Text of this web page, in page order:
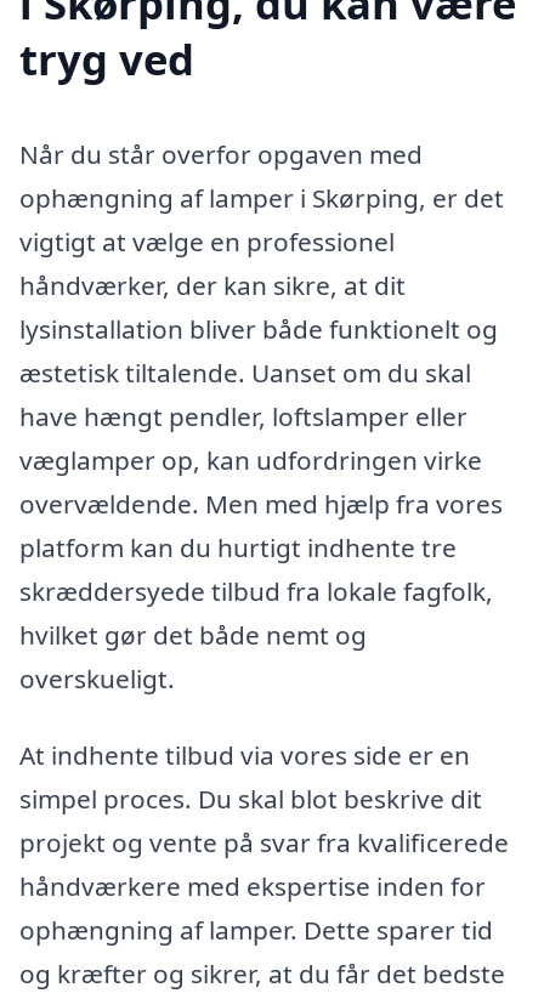
tryg ved
Når du står overfor opgaven med
ophængning af lamper i Skørping, er det
vigtigt at vælge en professionel
håndværker, der kan sikre, at dit
lysinstallation bliver både funktionelt og
æstetisk tiltalende. Uanset om du skal
have hængt pendler, loftslamper eller
væglamper op, kan udfordringen virke
overvældende. Men med hjælp fra vores
platform kan du hurtigt indhente tre
skræddersyede tilbud fra lokale fagfolk,
hvilket gør det både nemt og
overskueligt.
At indhente tilbud via vores side er en
simpel proces. Du skal blot beskrive dit
projekt og vente på svar fra kvalificerede
håndværkere med ekspertise inden for
ophængning af lamper. Dette sparer tid
og kræfter og sikrer, at du får det bedste